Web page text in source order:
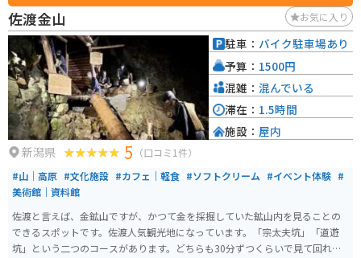
佐渡金山 お気に入り
新潟県 5 （口コミ1件）
#山｜高原 #文化施設 #カフェ｜軽食 #ソフトクリーム #イベント体験 #
美術館｜資料館
佐渡と言えば、金鉱山ですが、かつて金を採掘していた鉱山内を見ることの
できるスポットです。佐渡人気観光地になっています。「宗太夫坑」「道遊
坑」という二つのコースがあります。どちらも30分ずつくらいで見て回れま
駐車： バイク駐車場あり
予算： 1500円
混雑： 混んでいる
滞在： 1.5時間
施設： 屋内